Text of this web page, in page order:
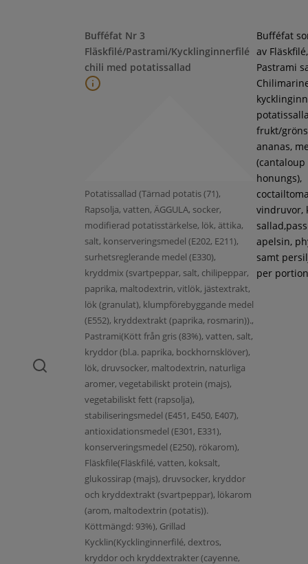
Bufféfat Nr 3
Fläskfilé/Pastrami/Kycklinginnerfilé
chili med potatissallad
Potatissallad (Tärnad potatis (71),
Rapsolja, vatten, ÄGGULA, socker,
modifierad potatisstärkelse, lök, ättika,
salt, konserveringsmedel (E202, E211),
surhetsreglerande medel (E330),
kryddmix (svartpeppar, salt, chilipeppar,
paprika, maltodextrin, vitlök, jästextrakt,
lök (granulat), klumpförebyggande medel
(E552), kryddextrakt (paprika, rosmarin)).,
Pastrami(Kött från gris (83%), vatten, salt,
kryddor (bl.a. paprika, bockhornsklöver),
lök, druvsocker, maltodextrin, naturliga
aromer, vegetabiliskt protein (majs),
vegetabiliskt fett (rapsolja),
stabiliseringsmedel (E451, E450, E407),
antioxidationsmedel (E301, E331),
konserveringsmedel (E250), rökarom),
Fläskfile(Fläskfilé, vatten, koksalt,
glukossirap (majs), druvsocker, kryddor
och kryddextrakt (svartpeppar), lökarom
(arom, maltodextrin (potatis)).
Köttmängd: 93%), Grillad
Kycklin(Kycklinginnerfilé, dextros,
kryddor och kryddextrakter (cayenne,
Bufféfat
av Fläskfilé,
Pastrami
frukt/
ananas,
(cantaloup
honungs),
vindruvor,
apelsin,
samt
per